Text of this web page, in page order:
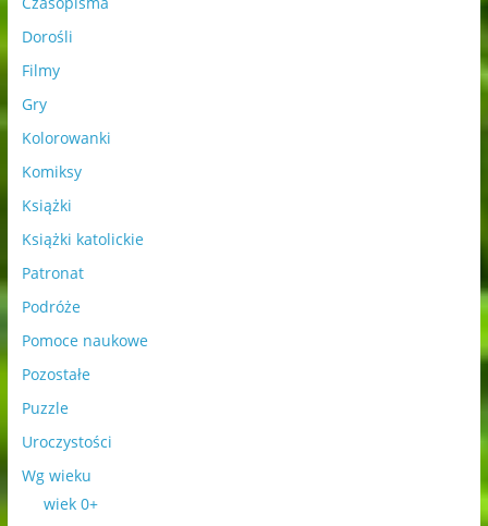
Dorośli
Filmy
Gry
Kolorowanki
Komiksy
Książki
Książki katolickie
Patronat
Podróże
Pomoce naukowe
Pozostałe
Puzzle
Uroczystości
Wg wieku
wiek 0+